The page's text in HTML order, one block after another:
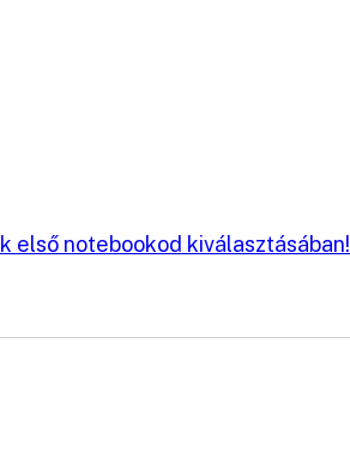
első notebookod kiválasztásában!